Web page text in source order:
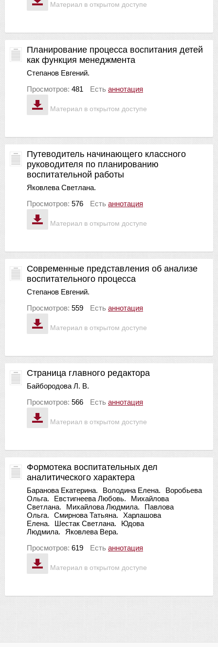
Материал в открытом доступе
Материал в открытом доступе
Планирование процесса воспитания детей
как функция менеджмента
Степанов Евгений.
Просмотров: 481 Есть аннотация
Материал в открытом доступе
Путеводитель начинающего классного
руководителя по планированию
воспитательной работы
Яковлева Светлана.
Просмотров: 576 Есть аннотация
Материал в открытом доступе
Современные представления об анализе
воспитательного процесса
Степанов Евгений.
Просмотров: 559 Есть аннотация
Материал в открытом доступе
Страница главного редактора
Байбородова Л. В.
Просмотров: 566 Есть аннотация
Материал в открытом доступе
Формотека воспитательных дел
аналитического характера
Баранова Екатерина. Володина Елена.
Воробьева
Ольга.
Евстигнеева Любовь.
Михайлова
Светлана.
Михайлова Людмила.
Павлова
Ольга.
Смирнова Татьяна.
Харлашова
Елена.
Шестак Светлана.
Юдова
Людмила.
Яковлева Вера.
Просмотров: 619 Есть аннотация